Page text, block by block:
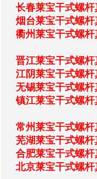
长春莱宝干式螺
烟台莱宝干式螺
衢州莱宝干式螺
晋江莱宝干式螺
江阴莱宝干式螺
无锡莱宝干式螺
镇江莱宝干式螺
常州莱宝干式螺
芜湖莱宝干式螺
合肥莱宝干式螺
北京莱宝干式螺